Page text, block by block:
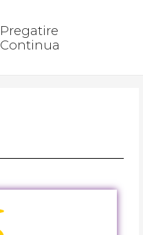
Pregatire
Continua